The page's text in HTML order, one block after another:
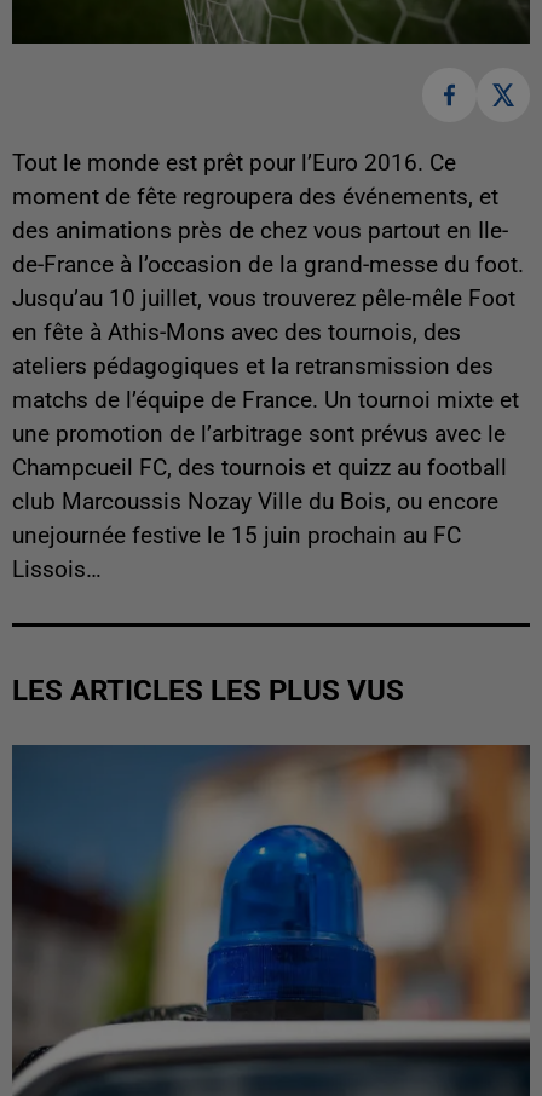
Tout le monde est prêt pour l’Euro 2016. Ce
moment de fête regroupera des événements, et
des animations près de chez vous partout en Ile-
de-France à l’occasion de la grand-messe du foot.
Jusqu’au 10 juillet, vous trouverez pêle-mêle Foot
en fête à Athis-Mons avec des tournois, des
ateliers pédagogiques et la retransmission des
matchs de l’équipe de France. Un tournoi mixte et
une promotion de l’arbitrage sont prévus avec le
Champcueil FC, des tournois et quizz au football
club Marcoussis Nozay Ville du Bois, ou encore
unejournée festive le 15 juin prochain au FC
Lissois…
LES ARTICLES LES PLUS VUS